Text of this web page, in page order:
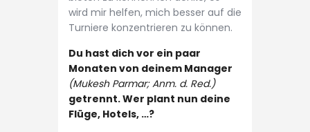
wird mir helfen, mich besser auf die
Turniere konzentrieren zu können.
Du hast dich vor ein paar
Monaten von deinem Manager
(Mukesh Parmar; Anm. d. Red.)
getrennt. Wer plant nun deine
Flüge, Hotels, …?